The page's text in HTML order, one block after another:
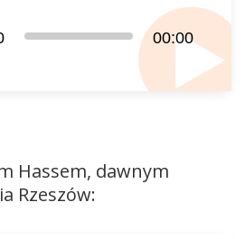
00:00
Hassem, dawnym
Rzeszów: